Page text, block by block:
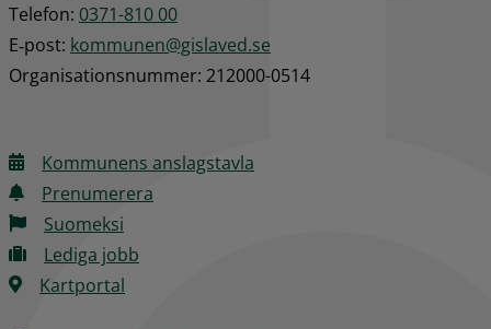
Telefon: 0371-810 00
E‑post: kommunen@gislaved.se
Organisationsnummer: 212000-0514
Kommunens anslagstavla
Prenumerera
Suomeksi
Lediga jobb
Kartportal